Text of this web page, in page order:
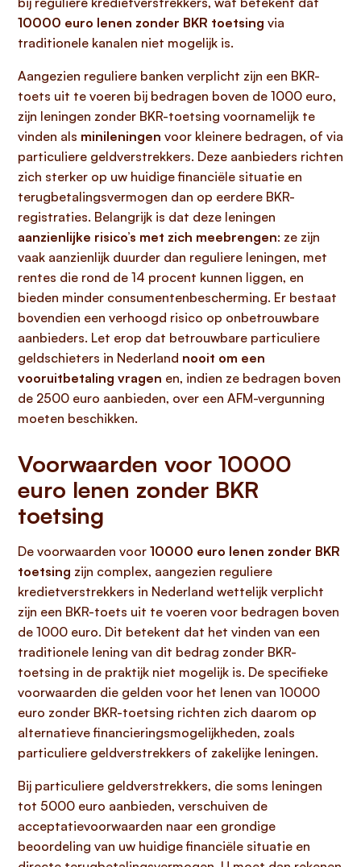
10000 euro lenen zonder BKR toetsing via
traditionele kanalen niet mogelijk is.
Aangezien reguliere banken verplicht zijn een BKR-
toets uit te voeren bij bedragen boven de 1000 euro,
zijn leningen zonder BKR-toetsing voornamelijk te
vinden als minileningen voor kleinere bedragen, of via
particuliere geldverstrekkers. Deze aanbieders richten
zich sterker op uw huidige financiële situatie en
terugbetalingsvermogen dan op eerdere BKR-
registraties. Belangrijk is dat deze leningen
aanzienlijke risico’s met zich meebrengen: ze zijn
vaak aanzienlijk duurder dan reguliere leningen, met
rentes die rond de 14 procent kunnen liggen, en
bieden minder consumentenbescherming. Er bestaat
bovendien een verhoogd risico op onbetrouwbare
aanbieders. Let erop dat betrouwbare particuliere
geldschieters in Nederland nooit om een
vooruitbetaling vragen en, indien ze bedragen boven
de 2500 euro aanbieden, over een AFM-vergunning
moeten beschikken.
Voorwaarden voor 10000
euro lenen zonder BKR
toetsing
De voorwaarden voor 10000 euro lenen zonder BKR
toetsing zijn complex, aangezien reguliere
kredietverstrekkers in Nederland wettelijk verplicht
zijn een BKR-toets uit te voeren voor bedragen boven
de 1000 euro. Dit betekent dat het vinden van een
traditionele lening van dit bedrag zonder BKR-
toetsing in de praktijk niet mogelijk is. De specifieke
voorwaarden die gelden voor het lenen van 10000
euro zonder BKR-toetsing richten zich daarom op
alternatieve financieringsmogelijkheden, zoals
particuliere geldverstrekkers of zakelijke leningen.
Bij particuliere geldverstrekkers, die soms leningen
tot 5000 euro aanbieden, verschuiven de
acceptatievoorwaarden naar een grondige
beoordeling van uw huidige financiële situatie en